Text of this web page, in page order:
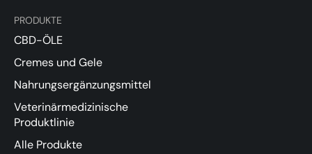
PRODUKTE
CBD-ÖLE
Cremes und Gele
Nahrungsergänzungsmittel
Veterinärmedizinische
Produktlinie
Alle Produkte